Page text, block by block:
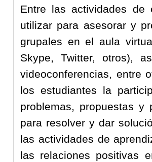
Entre las actividades de
utilizar para asesorar y
grupales en el aula
Skype, Twitter, otros),
videoconferencias, entre
los estudiantes la
problemas, propuestas
para resolver y dar
las actividades de
las relaciones positivas